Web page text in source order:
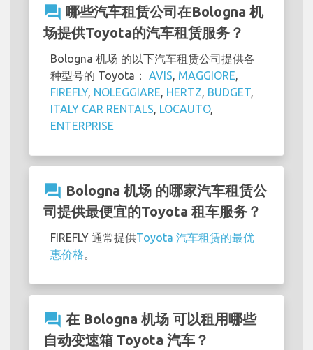
question_answer 哪些汽车租赁公司在Bologna 机
场提供Toyota的汽车租赁服务？
Bologna 机场 的以下汽车租赁公司提供各
种型号的 Toyota： AVIS MAGGIORE
FIREFLY, NOLEGGIARE HERTZ BUDGET
ITALY CAR RENTALS LOCAUTO,
ENTERPRISE
question_answer Bologna 机场 的哪家汽车租赁公
司提供最便宜的Toyota 租车服务？
FIREFLY 通常提供Toyota 汽车租赁的最优
惠价格
question_answer 在 Bologna 机场 可以租用哪些
自动变速箱 Toyota 汽车？